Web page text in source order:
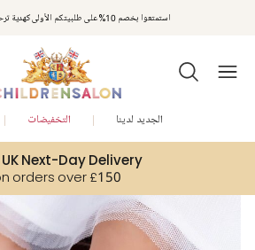
استمتعوا بخصم 10% على طلبيتكم الأولى كهدية ترحيب. سجلوا من هنا
مكافآت تشلدرن صالون | اجمعوا النقاط مع كل عملية شراء لتحصلوا على
متطلباتكم
UK Next-Day Delivery
orders over £150
الجديد لدينا التخفيضات